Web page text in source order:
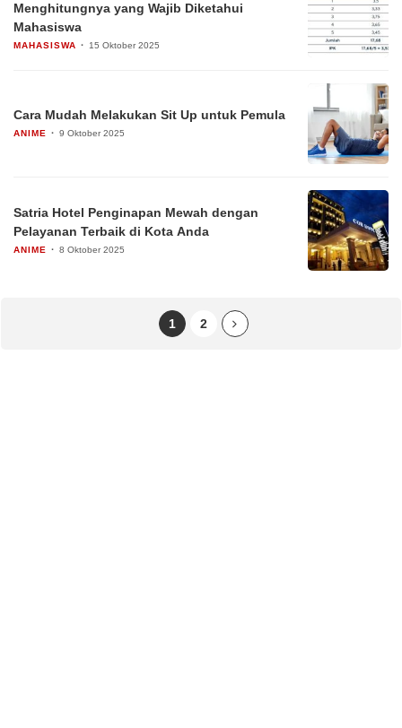
Menghitungnya yang Wajib Diketahui
Mahasiswa
MAHASISWA 15 Oktober 2025
Cara Mudah Melakukan Sit Up untuk Pemula
ANIME 9 Oktober 2025
Satria Hotel Penginapan Mewah dengan
Pelayanan Terbaik di Kota Anda
ANIME 8 Oktober 2025
1 2